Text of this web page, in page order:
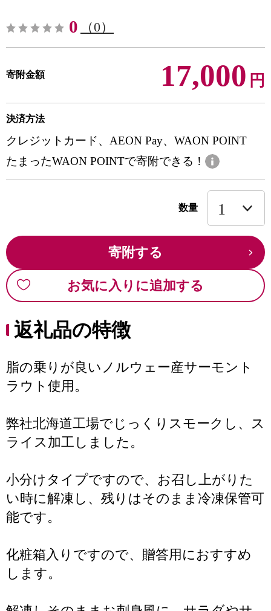
0 （0）
寄附金額 17,000 円
決済方法
クレジットカード、AEON Pay、WAON POINT
たまったWAON POINTで寄附できる！
数量
寄附する
お気に入りに追加する
返礼品の特徴
脂の乗りが良いノルウェー産サーモント
ラウト使用。
弊社北海道工場でじっくりスモークし、ス
ライス加工しました。
小分けタイプですので、お召し上がりた
い時に解凍し、残りはそのまま冷凍保管可
能です。
化粧箱入りですので、贈答用におすすめ
します。